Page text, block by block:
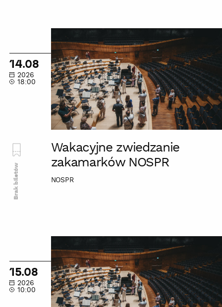
zwiedzanie
zakamarków
NOSPR
14.08
2026
18:00
Wakacyjne zwiedzanie
zakamarków NOSPR
NOSPR
Brak biletów
zwiedzanie
zakamarków
NOSPR
15.08
2026
10:00